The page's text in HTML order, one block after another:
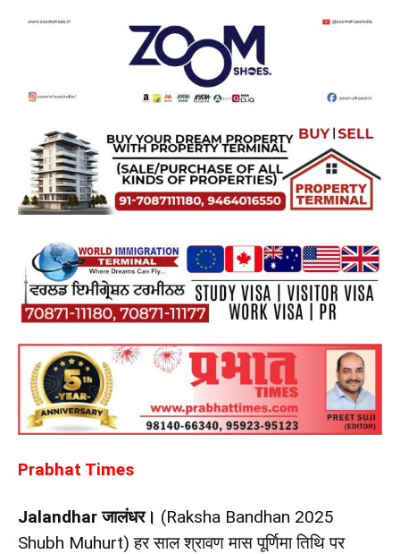
Prabhat Times
Jalandharजालंधर। (Raksha Bandhan 2025
Shubh Muhurt) हर साल श्रावण मास पूर्णिमा तिथि पर